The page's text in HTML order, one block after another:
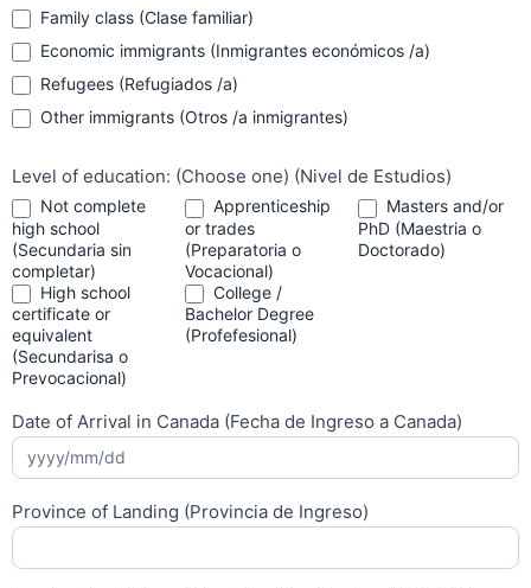
Family class (Clase familiar)
Economic immigrants (Inmigrantes económicos /a)
Refugees (Refugiados /a)
Other immigrants (Otros /a inmigrantes)
Level of education: (Choose one) (Nivel de Estudios)
Not complete
high school
(Secundaria sin
completar)
Apprenticeship
or trades
(Preparatoria o
Vocacional)
Masters and/or
PhD (Maestria o
Doctorado)
High school
certificate or
equivalent
(Secundarisa o
Prevocacional)
College /
Bachelor Degree
(Profefesional)
Date of Arrival in Canada (Fecha de Ingreso a Canada)
Province of Landing (Provincia de Ingreso)